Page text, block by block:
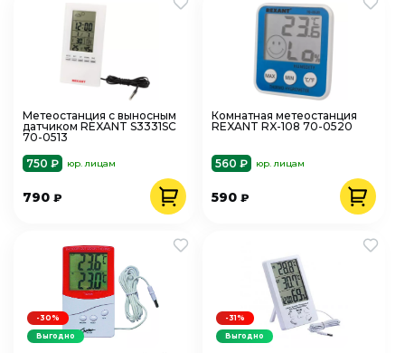
Метеостанция с выносным
датчиком REXANT S3331SC
70-0513
750 ₽
юр. лицам
790 ₽
Комнатная метеостанция
REXANT RX-108 70-0520
560 ₽ юр. лицам
590₽
-30%
Выгодно
-31%
Выгодно